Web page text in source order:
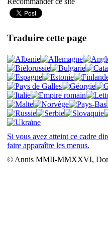
Traduire cette page
Si vous avez atteint ce cadre
faire apparaître les menus.
© Annis MMII-MMXXVI,